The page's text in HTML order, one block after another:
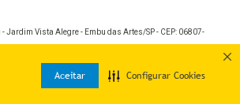
Aceitar Configurar Cookies
Vista Alegre - Embu das Artes/SP - CEP: 06807-